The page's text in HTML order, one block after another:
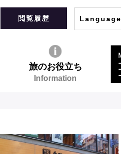
閲覧履歴 Language
旅のお役立ち
Information